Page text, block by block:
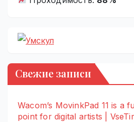
Свежие записи
Wacom’s MovinkPad 11 is a
point for digital artists |